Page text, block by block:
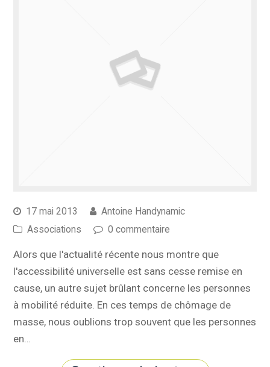
17 mai 2013
Antoine Handynamic
Associations
0 commentaire
Alors que l'actualité récente nous montre que
l'accessibilité universelle est sans cesse remise en
cause, un autre sujet brûlant concerne les personnes
à mobilité réduite. En ces temps de chômage de
masse, nous oublions trop souvent que les personnes
en…